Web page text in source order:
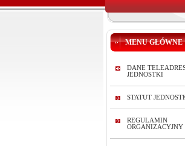
MENU GŁÓWNE
DANE
JEDNOSTKI
STATUT
REGULAMIN
ORGANIZACYJNY